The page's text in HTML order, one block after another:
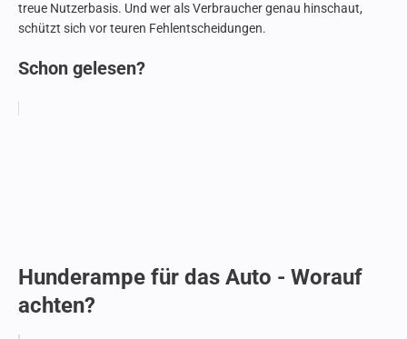
treue Nutzerbasis. Und wer als Verbraucher genau hinschaut,
schützt sich vor teuren Fehlentscheidungen.
Schon gelesen?
Hunderampe für das Auto - Worauf
achten?